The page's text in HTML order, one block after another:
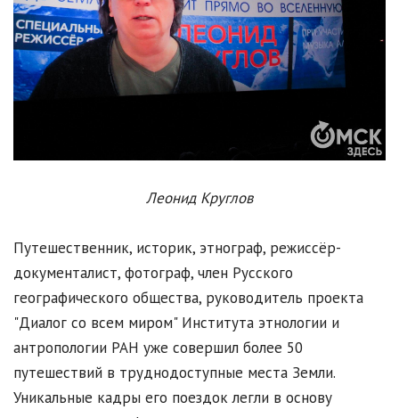
Леонид Круглов
Путешественник, историк, этнограф, режиссёр-
документалист, фотограф, член Русского
географического общества, руководитель проекта
"Диалог со всем миром" Института этнологии и
антропологии РАН уже совершил более 50
путешествий в труднодоступные места Земли.
Уникальные кадры его поездок легли в основу